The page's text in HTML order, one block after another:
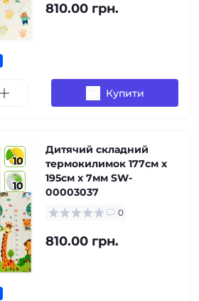
810.00 грн.
Купити
10
10
Дитячий складний
термокилимок 177см х
195см х 7мм SW-
00003037
0
810.00 грн.